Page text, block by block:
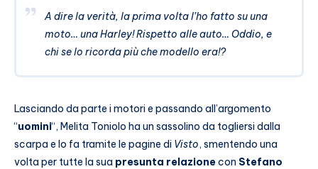
A dire la verità, la prima volta l’ho fatto su una
moto… una Harley! Rispetto alle auto… Oddio, e
chi se lo ricorda più che modello era!?
Lasciando da parte i motori e passando all’argomento
“uomini“, Melita Toniolo ha un sassolino da togliersi dalla
scarpa e lo fa tramite le pagine di Visto, smentendo una
volta per tutte la sua presunta relazionecon Stefano